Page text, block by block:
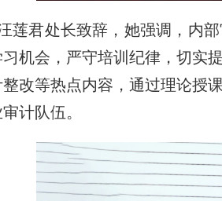
莲君处长致辞，她强调，内
机会，严守培训纪律，切实
改等热点内容，通过理论授
计队伍。